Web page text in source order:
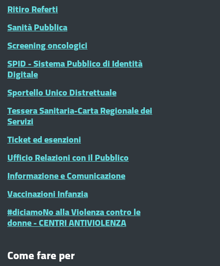
Ritiro Referti
Sanità Pubblica
Screening oncologici
SPID - Sistema Pubblico di Identità
Digitale
Sportello Unico Distrettuale
Tessera Sanitaria-Carta Regionale dei
Servizi
Ticket ed esenzioni
Ufficio Relazioni con il Pubblico
Informazione e Comunicazione
Vaccinazioni Infanzia
#diciamoNo alla Violenza contro le
donne - CENTRI ANTIVIOLENZA
Come fare per